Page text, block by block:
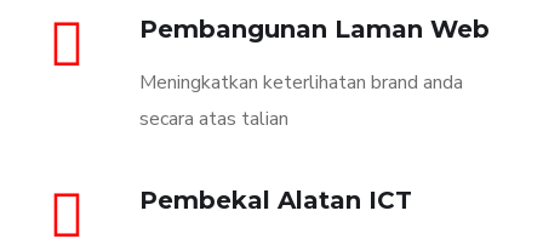
Pembangunan Laman Web
Meningkatkan keterlihatan brand anda
secara atas talian
Pembekal Alatan ICT